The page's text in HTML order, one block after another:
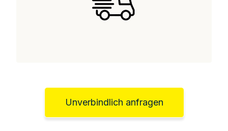
Unverbindlich anfragen